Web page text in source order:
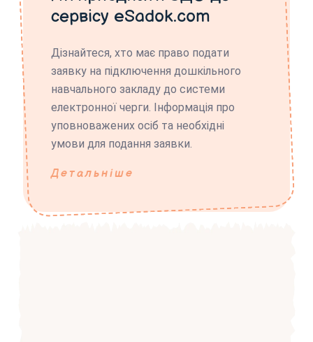
сервісу eSadok.com
Дізнайтеся, хто має право подати
заявку на підключення дошкільного
навчального закладу до системи
електронної черги. Інформація про
уповноважених осіб та необхідні
умови для подання заявки.
Детальніше